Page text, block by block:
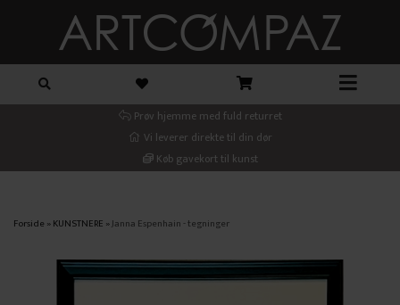
Prøv hjemme med fuld returret
Vi leverer direkte til din dør
Køb gavekort til kunst
Forside »KUNSTNERE »Janna Espenhain - tegninger